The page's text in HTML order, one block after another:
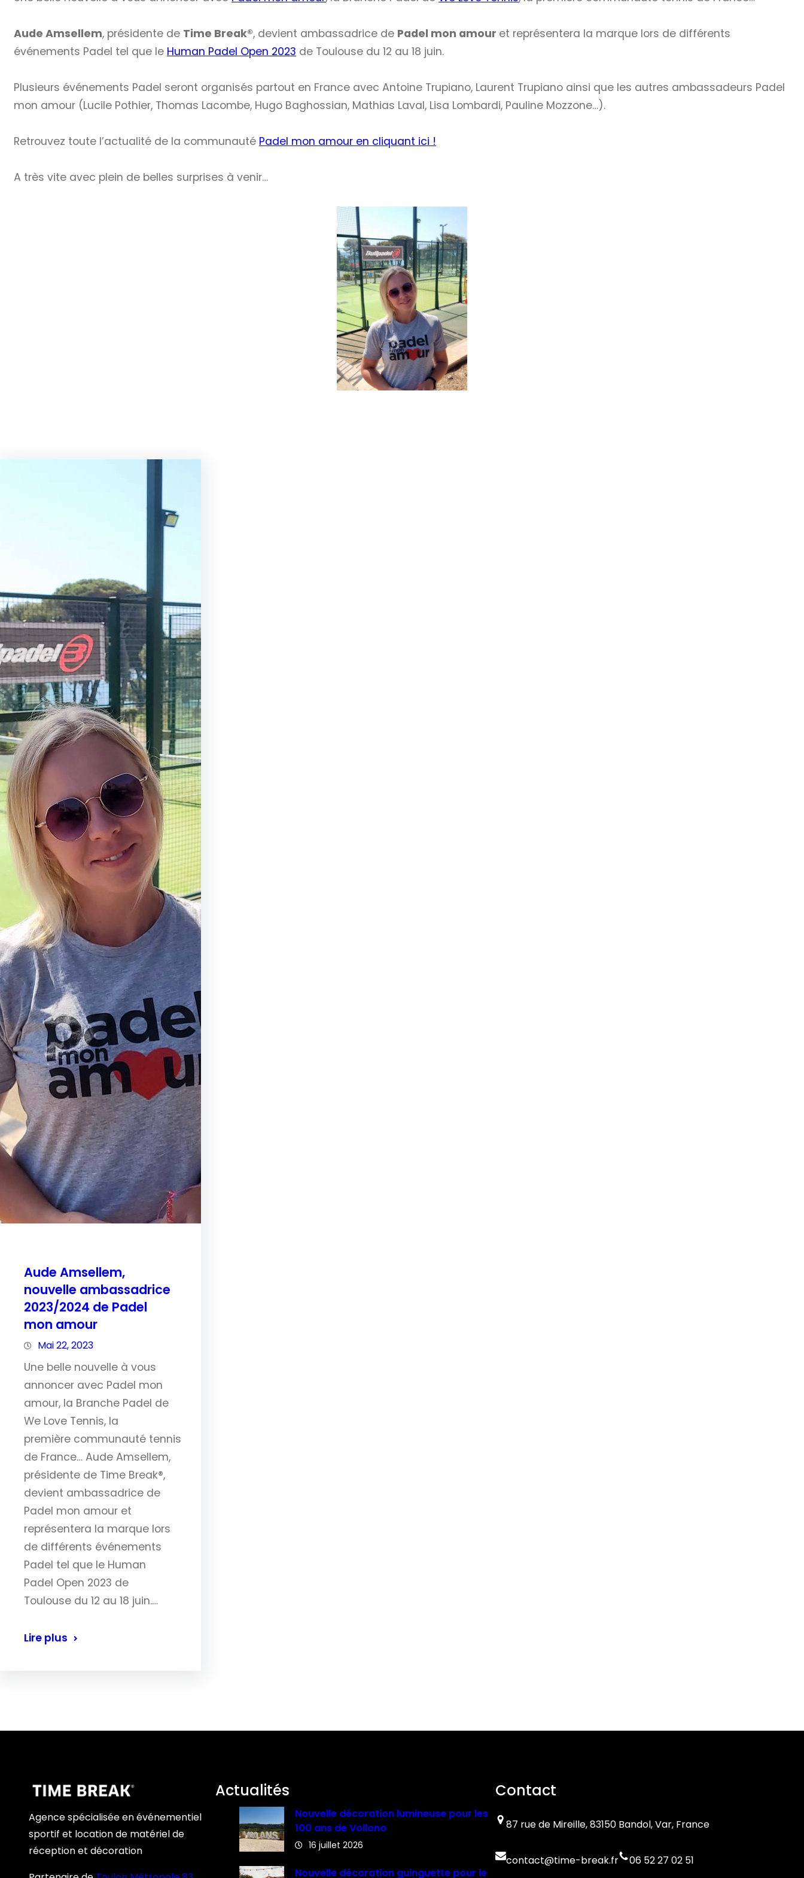
Aude Amsellem, présidente de Time Break®, devient ambassadrice de Padel mon amour et représentera la marque lors de différents
événements Padel tel que le Human Padel Open 2023 de Toulouse du 12 au 18 juin.
Plusieurs événements Padel seront organisés partout en France avec Antoine Trupiano, Laurent Trupiano ainsi que les autres ambassadeurs Padel
mon amour (Lucile Pothier, Thomas Lacombe, Hugo Baghossian, Mathias Laval, Lisa Lombardi, Pauline Mozzone…).
Retrouvez toute l’actualité de la communauté Padel mon amour en cliquant ici !
A très vite avec plein de belles surprises à venir…
Aude Amsellem,
nouvelle ambassadrice
2023/2024 de Padel
mon amour
Mai 22, 2023
Une belle nouvelle à vous
annoncer avec Padel mon
amour, la Branche Padel de
We Love Tennis, la
première communauté tennis
de France… Aude Amsellem,
présidente de Time Break®,
devient ambassadrice de
Padel mon amour et
représentera la marque lors
de différents événements
Padel tel que le Human
Padel Open 2023 de
Toulouse du 12 au 18 juin.…
Lire plus
Agence spécialisée en événementiel
sportif et location de matériel de
réception et décoration
Actualités
Nouvelle décoration lumineuse pour les
100 ans de Vollono
16 juillet 2026
Nouvelle décoration guinguette pour le
Contact
87 rue de Mireille, 83150 Bandol, Var, France
contact@time-break.fr 06 52 27 02 51